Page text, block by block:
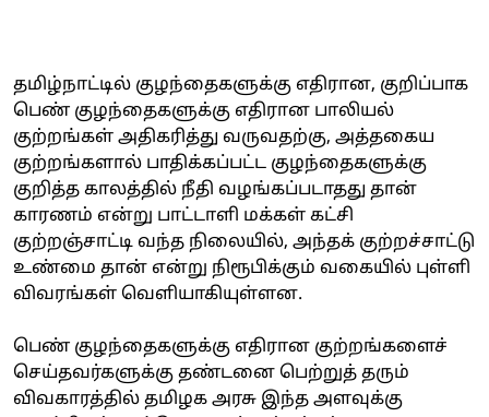
தமிழ்நாட்டில் குழந்தைகளுக்கு எதிரான, குறிப்பாக
பெண் குழந்தைகளுக்கு எதிரான பாலியல்
குற்றங்கள் அதிகரித்து வருவதற்கு, அத்தகைய
குற்றங்களால் பாதிக்கப்பட்ட குழந்தைகளுக்கு
குறித்த காலத்தில் நீதி வழங்கப்படாதது தான்
காரணம் என்று பாட்டாளி மக்கள் கட்சி
குற்றஞ்சாட்டி வந்த நிலையில், அந்தக் குற்றச்சாட்டு
உண்மை தான் என்று நிரூபிக்கும் வகையில் புள்ளி
விவரங்கள் வெளியாகியுள்ளன.
பெண் குழந்தைகளுக்கு எதிரான குற்றங்களைச்
செய்தவர்களுக்கு தண்டனை பெற்றுத் தரும்
விவகாரத்தில் தமிழக அரசு இந்த அளவுக்கு